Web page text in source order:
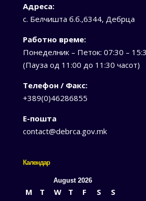
Адреса:
с. Белчишта б.б.,6344, Дебрца
Работно време:
Понеделник – Петок: 07:30 –
(Пауза од 11:00 до 11:30 часот)
Телефон / Факс:
+389(0)46286855
Е-пошта
contact@debrca.gov.mk
Календар
August 2026
M T W T F S
S